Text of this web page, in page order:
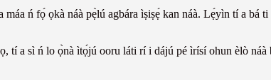
ń fọ́ ọkà náà pẹ̀lú agbára ìṣiṣẹ́ kan náà. Lẹ́yìn tí a bá
a sì ń lo ọ̀nà ìtọ́jú ooru láti rí i dájú pé ìrísí ohun èlò náà